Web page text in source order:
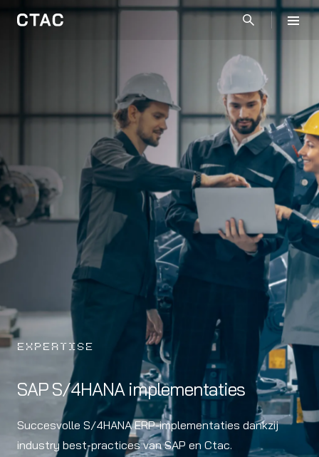
EXPERTISE
SAP S/4HANA implementaties
Succesvolle S/4HANA ERP-implementaties dankzij
industry best-practices van SAP en Ctac.